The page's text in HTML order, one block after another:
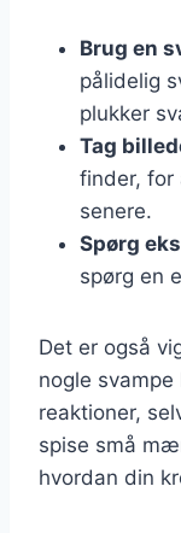
Brug en
pålidelig
plukker
Tag
finder, for
senere.
Spørg
spørg en
Det er også
nogle
reaktioner,
spise små
hvordan din